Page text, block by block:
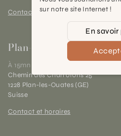
Contact et horaires
Plan-les-Ouates
À 15mn du centre de Genève
Chemin des Charrotons 25
1228 Plan-les-Ouates (GE)
Suisse
Contact et horaires
sur notre site Internet !
En savoir